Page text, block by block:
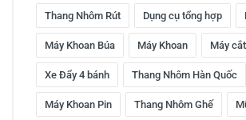
Thang Nhôm Rút Dụng cụ tổng hợp
Máy Khoan Búa Máy Khoan Máy
Xe Đẩy 4 bánh Thang Nhôm Hàn Quốc
Máy Khoan Pin Thang Nhôm Ghế